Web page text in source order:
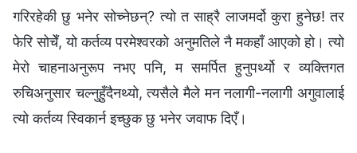
गरिरहेकी छु भनेर सोच्नेछन्? त्यो त साह्रै लाजमर्दो कुरा हुनेछ! तर
फेरि सोचेँ, यो कर्तव्य परमेश्‍वरको अनुमतिले नै मकहाँ आएको हो। त्यो
मेरो चाहनाअनुरूप नभए पनि, म समर्पित हुनुपर्थ्यो र व्यक्तिगत
रुचिअनुसार चल्नुहुँदैनथ्यो, त्यसैले मैले मन नलागी-नलागी अगुवालाई
त्यो कर्तव्य स्विकार्न इच्छुक छु भनेर जवाफ दिएँ।